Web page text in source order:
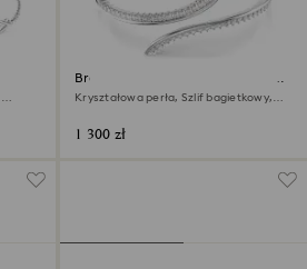
Bransoletka typu bangle Ariana
Grande x Swarovski
Kryształowa perła, Szlif bagietkowy,
1 300 zł